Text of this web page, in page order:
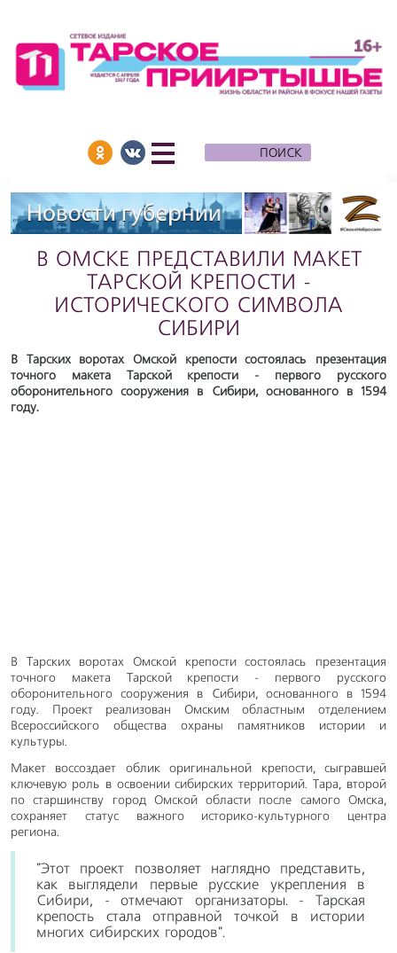
В ОМСКЕ ПРЕДСТАВИЛИ МАКЕТ
ТАРСКОЙ КРЕПОСТИ -
ИСТОРИЧЕСКОГО СИМВОЛА
СИБИРИ
В Тарских воротах Омской крепости состоялась презентация
точного макета Тарской крепости - первого русского
оборонительного сооружения в Сибири, основанного в 1594
году.
В Тарских воротах Омской крепости состоялась презентация
точного макета Тарской крепости - первого русского
оборонительного сооружения в Сибири, основанного в 1594
году. Проект реализован Омским областным отделением
Всероссийского общества охраны памятников истории и
культуры.
Макет воссоздает облик оригинальной крепости, сыгравшей
ключевую роль в освоении сибирских территорий. Тара, второй
по старшинству город Омской области после самого Омска,
сохраняет статус важного историко-культурного центра
региона.
"Этот проект позволяет наглядно представить,
как выглядели первые русские укрепления в
Сибири, - отмечают организаторы. - Тарская
крепость стала отправной точкой в истории
многих сибирских городов".